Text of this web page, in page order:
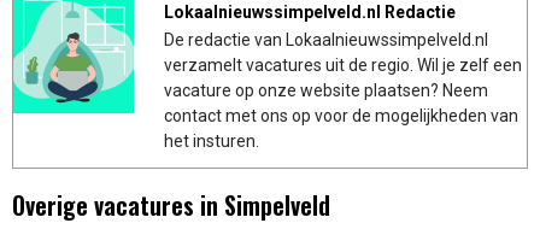
Lokaalnieuwssimpelveld.nl Redactie
De redactie van Lokaalnieuwssimpelveld.nl
verzamelt vacatures uit de regio. Wil je zelf een
vacature op onze website plaatsen? Neem
contact met ons op voor de mogelijkheden van
het insturen.
Overige vacatures in Simpelveld